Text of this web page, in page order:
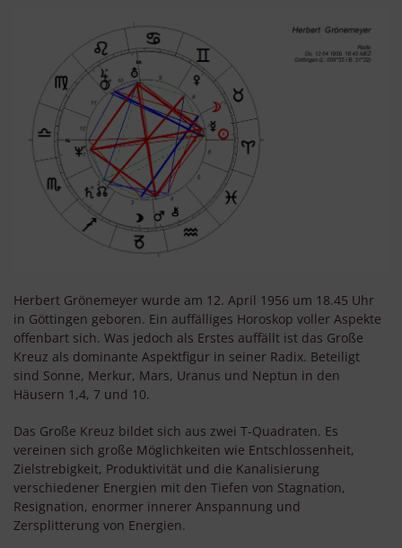
Herbert Grönemeyer wurde am 12. April 1956 um 18.45 Uhr
in Göttingen geboren. Ein auffälliges Horoskop voller Aspekte
offenbart sich. Was jedoch als Erstes auffällt ist das Große
Kreuz als dominante Aspektfigur in seiner Radix. Beteiligt
sind Sonne, Merkur, Mars, Uranus und Neptun in den
Häusern 1,4, 7 und 10.
Das Große Kreuz bildet sich aus zwei T-Quadraten. Es
vereinen sich große Möglichkeiten wie Entschlossenheit,
Zielstrebigkeit, Produktivität und die Kanalisierung
verschiedener Energien mit den Tiefen von Stagnation,
Resignation, enormer innerer Anspannung und
Zersplitterung von Energien.